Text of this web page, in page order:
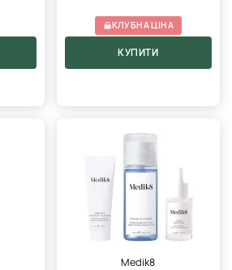
КЛУБНА ЦІНА
КУПИТИ
Medik8